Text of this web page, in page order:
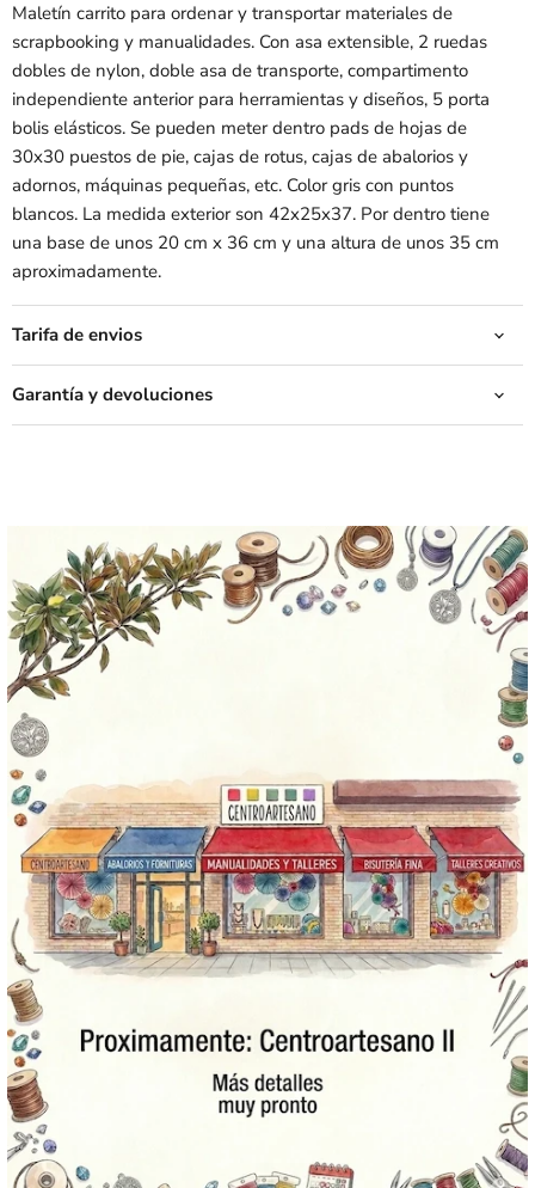
Maletín carrito para ordenar y transportar materiales de
scrapbooking y manualidades. Con asa extensible, 2 ruedas
dobles de nylon, doble asa de transporte, compartimento
independiente anterior para herramientas y diseños, 5 porta
bolis elásticos. Se pueden meter dentro pads de hojas de
30x30 puestos de pie, cajas de rotus, cajas de abalorios y
adornos, máquinas pequeñas, etc. Color gris con puntos
blancos. La medida exterior son 42x25x37. Por dentro tiene
una base de unos 20 cm x 36 cm y una altura de unos 35 cm
aproximadamente.
Tarifa de envios
Garantía y devoluciones